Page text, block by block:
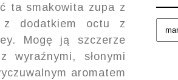
ta smakowita zupa z
z dodatkiem octu z
Mogę ją szczerze
wyraźnymi, słonymi
aromatem